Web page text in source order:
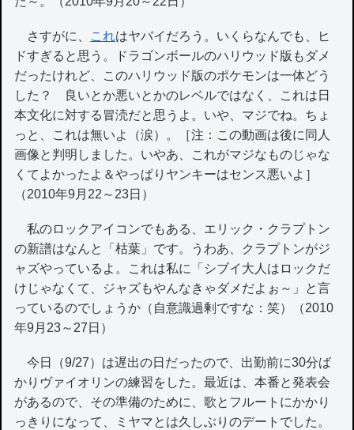
さすがに、 これはヤバイだろう。いくらなんでも、ヒ
ドすぎると思う。ドラゴンボールのハリウッド版もダメ
だったけれど、このハリウッド版のポケモンは一体どう
した？ 良いとか悪いとかのレベルではなく、これは日
本文化に対する冒涜だと思うよ。いや、マジでね。ちょ
っと、これは無いよ（涙）。［注：この動画は後に同人
画像と判明しました。いやあ、これがマジなものじゃな
くてよかったよ＆やっぱりヤンキーはセンス悪いよ］
（2010年9月22～23日）
私のロックアイコンでもある、エリック・クラプトン
の新譜はなんと「枯葉」です。うわあ、クラプトンがジ
ャズやっているよ。これは私に「シブイ大人はロックだ
けじゃなくて、ジャズもやんなきゃダメだよぉ～」と言
っているのでしょうか（自意識過剰ですな：笑）（2010
年9月23～27日）
今日（9/27）は遅出の日だったので、出勤前に30分ば
かりヴァイオリンの練習をした。最近は、本番と発表会
があるので、その準備のために、歌とフルートにかかり
っきりになって、ミヤマとは久しぶりのデートでした。